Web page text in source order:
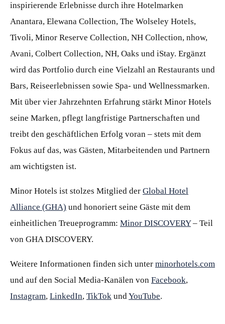
inspirierende Erlebnisse durch ihre Hotelmarken
Anantara, Elewana Collection, The Wolseley Hotels,
Tivoli, Minor Reserve Collection, NH Collection, nhow,
Avani, Colbert Collection, NH, Oaks und iStay. Ergänzt
wird das Portfolio durch eine Vielzahl an Restaurants und
Bars, Reiseerlebnissen sowie Spa- und Wellnessmarken.
Mit über vier Jahrzehnten Erfahrung stärkt Minor Hotels
seine Marken, pflegt langfristige Partnerschaften und
treibt den geschäftlichen Erfolg voran – stets mit dem
Fokus auf das, was Gästen, Mitarbeitenden und Partnern
am wichtigsten ist.
Minor Hotels ist stolzes Mitglied der Global Hotel
Alliance (GHA) und honoriert seine Gäste mit dem
einheitlichen Treueprogramm: Minor DISCOVERY– Teil
von GHA DISCOVERY.
Weitere Informationen finden sich unter minorhotels.com
und auf den Social Media-Kanälen von Facebook,
Instagram, LinkedIn, TikTok undYouTube.